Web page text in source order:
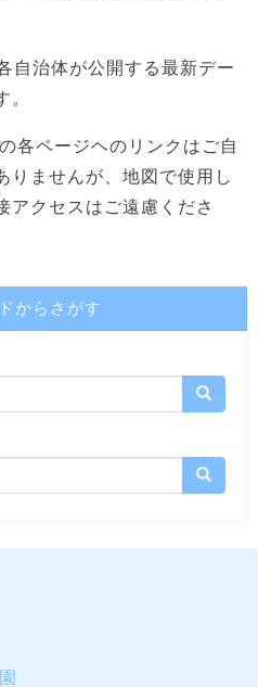
自治体が公開する最新デー
。
各ページヘのリンクはご自
りませんが、地図で使用し
アクセスはご遠慮くださ
からさがす